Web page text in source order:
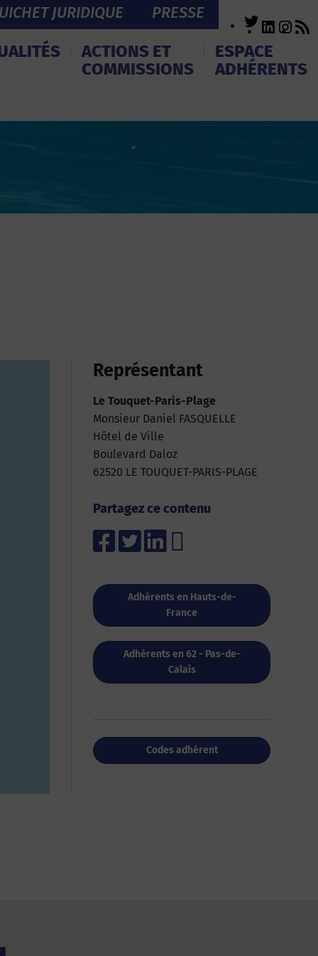
JURIDIQUE PRESSE Twitter
ACTIONS ET
COMMISSIONS
ESPACE
ADHÉRENTS
Représentant
Le Touquet-Paris-Plage
Monsieur Daniel FASQUELLE
Hôtel de Ville
Boulevard Daloz
62520 LE TOUQUET-PARIS-PLAGE
Partagez ce contenu
Adhérents en Hauts-de-
France
Adhérents en 62 - Pas-de-
Calais
Codes adhérent